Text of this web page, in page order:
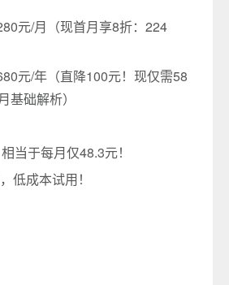
元/月（现首月享8折：224
元/年（直降100元！现仅需58
基础解析）
当于每月仅48.3元！
低成本试用！